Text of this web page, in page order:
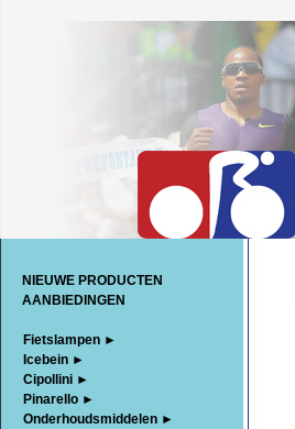
NIEUWE PRODUCTEN
AANBIEDINGEN
Fietslampen ►
Icebein ►
Cipollini ►
Pinarello ►
Onderhoudsmiddelen ►